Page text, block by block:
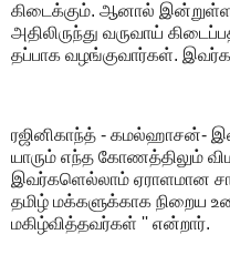
கிடைக்கும். ஆனால் இன்றுள்ள
அதிலிருந்து வருவாய்
தப்பாக வழங்குவார்கள்.‌
ரஜினிகாந்த் - கமல்ஹாசன்-
யாரும் எந்த கோணத்திலும்
இவர்களெல்லாம் ஏராளமான
தமிழ் மக்களுக்காக நிறைய
மகிழ்வித்தவர்கள் '' என்றார்.